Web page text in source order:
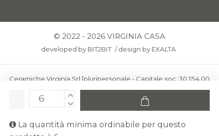
La quantità minima ordinabile per questo
© 2022 - 2026 VIRGINIA CASA
developed by BIT2BIT /design by EXALTA
Ceramiche Virginia Srl [pluripersonale - Capitale soc. 30.154,00
euro i.v.] - Via Virginio 378 – 50025 Montespertoli, loc. Anselmo
ceramichevirginia@pec.it